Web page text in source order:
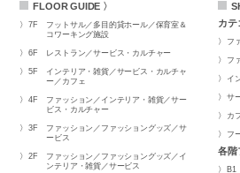
FLOOR GUIDE 〉
7F
フットサル／多目的貸ホール／保育室＆
コワーキング施設
6F レストラン／サービス・カルチャー
5F
インテリア・雑貨／サービス・カルチャ
ー／カフェ
4F
ファッション／インテリア・雑貨／サー
ビス・カルチャー
3F
ファッション／ファッショングッズ／サ
ービス
2F
ファッション／ファッショングッズ／イ
ンテリア・雑貨／サービス
カテ
フ
フ
イ
サ
カ
フ
各階
B1